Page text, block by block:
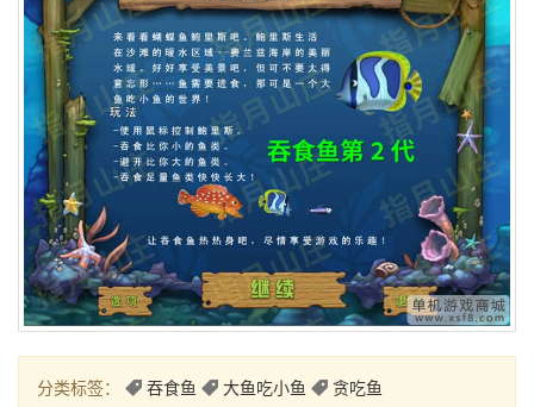
分类标签： 吞食鱼 大鱼吃小鱼 贪吃鱼